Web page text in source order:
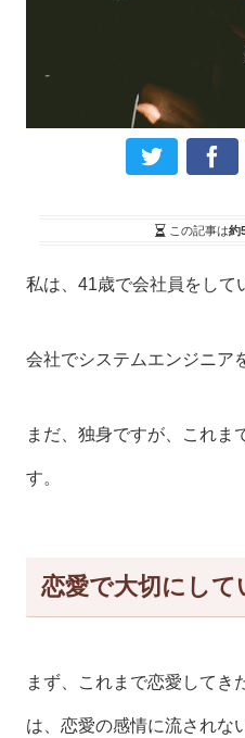
この記事は約
私は、41歳で会社員をして
会社でシステムエンジニア
まだ、独身ですが、これま
す。
恋愛で大切にして
まず、これまで恋愛してき
は、恋愛の感情に流されな